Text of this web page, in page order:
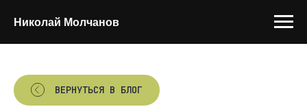
Николай Молчанов
ВЕРНУТЬСЯ В БЛОГ